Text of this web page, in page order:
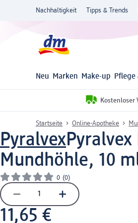
Nachhaltigkeit Tipps & Trends
Neu Marken Make-up Pflege
Kostenloser
Startseite Online-Apotheke
Pyralvex
Mundhöhle, 10
0 (0)
11,65 €